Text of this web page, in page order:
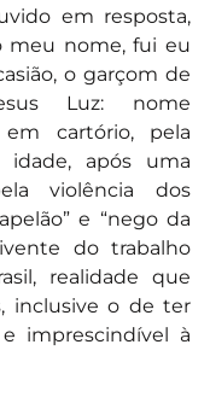
em resposta,
meu nome, fui eu
o garçom de
Luz: nome
cartório, pela
idade, após uma
violência dos
e “nego da
do trabalho
realidade que
inclusive o de ter
imprescindível à